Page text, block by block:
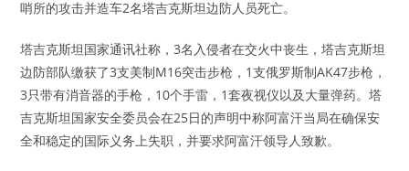
哨所的攻击并造车2名塔吉克斯坦边防人员死亡。
塔吉克斯坦国家通讯社称，3名入侵者在交火中丧生，塔吉克斯坦
边防部队缴获了3支美制M16突击步枪，1支俄罗斯制AK47步枪，
3只带有消音器的手枪，10个手雷，1套夜视仪以及大量弹药。塔
吉克斯坦国家安全委员会在25日的声明中称阿富汗当局在确保安
全和稳定的国际义务上失职，并要求阿富汗领导人致歉。